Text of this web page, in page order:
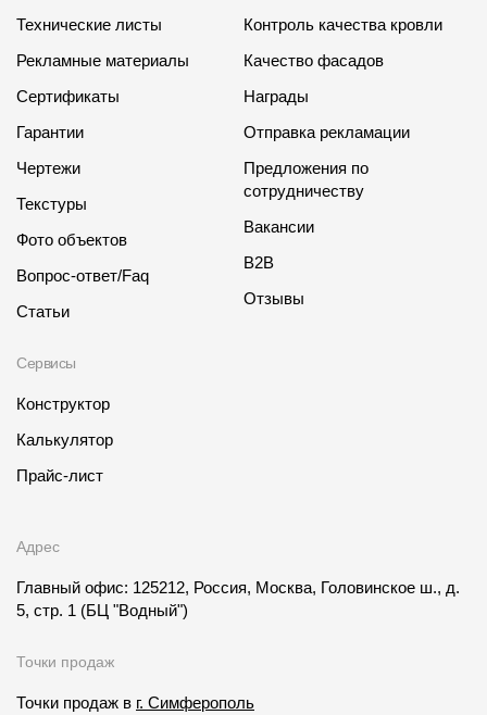
Технические листы
Рекламные материалы
Сертификаты
Гарантии
Чертежи
Текстуры
Фото объектов
Вопрос-ответ/Faq
Статьи
Сервисы
Конструктор
Калькулятор
Прайс-лист
Контроль качества кровли
Качество фасадов
Награды
Отправка рекламации
Предложения по
сотрудничеству
Вакансии
B2B
Отзывы
Адрес
Главный офис: 125212, Россия, Москва, Головинское ш., д.
5, стр. 1 (БЦ "Водный")
Точки продаж
Точки продаж в г. Симферополь